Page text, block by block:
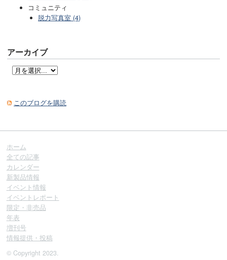
コミュニティ
脱力写真室 (4)
アーカイブ
このブログを購読
ホーム
全ての記事
カレンダー
新製品情報
イベント情報
イベントレポート
限定・非売品
年表
増刊号
情報提供・投稿
© Copyright 2023.